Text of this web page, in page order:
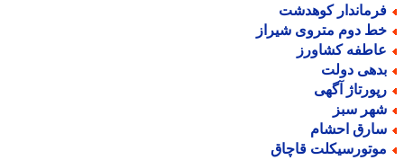
کوهدشت
دوم متروی شیراز
کشاورز
دولت
آگهی
سبز
احشام
قاچاق